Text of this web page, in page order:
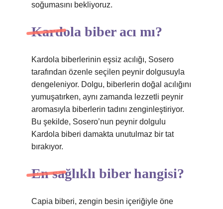
soğumasını bekliyoruz.
Kardola biber acı mı?
Kardola biberlerinin eşsiz acılığı, Sosero
tarafından özenle seçilen peynir dolgusuyla
dengeleniyor. Dolgu, biberlerin doğal acılığını
yumuşatırken, aynı zamanda lezzetli peynir
aromasıyla biberlerin tadını zenginleştiriyor.
Bu şekilde, Sosero’nun peynir dolgulu
Kardola biberi damakta unutulmaz bir tat
bırakıyor.
En sağlıklı biber hangisi?
Capia biberi, zengin besin içeriğiyle öne